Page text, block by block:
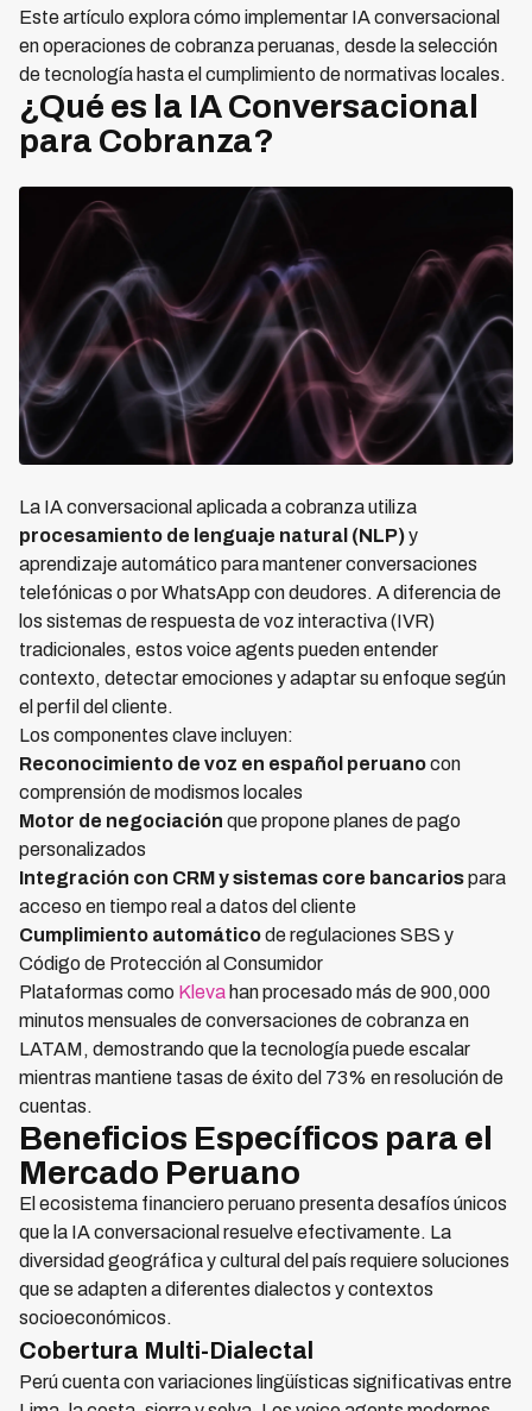
Este artículo explora cómo implementar IA conversacional
en operaciones de cobranza peruanas, desde la selección
de tecnología hasta el cumplimiento de normativas locales.
¿Qué es la IA Conversacional
para Cobranza?
La IA conversacional aplicada a cobranza utiliza
procesamiento de lenguaje natural (NLP)y
aprendizaje automático para mantener conversaciones
telefónicas o por WhatsApp con deudores. A diferencia de
los sistemas de respuesta de voz interactiva (IVR)
tradicionales, estos voice agents pueden entender
contexto, detectar emociones y adaptar su enfoque según
el perfil del cliente.
Los componentes clave incluyen:
Reconocimiento de voz en español peruanocon
comprensión de modismos locales
Motor de negociación que propone planes de pago
personalizados
Integración con CRM y sistemas core bancariospara
acceso en tiempo real a datos del cliente
Cumplimiento automáticode regulaciones SBS y
Código de Protección al Consumidor
Plataformas como Kleva han procesado más de 900,000
minutos mensuales de conversaciones de cobranza en
LATAM, demostrando que la tecnología puede escalar
mientras mantiene tasas de éxito del 73% en resolución de
cuentas.
Beneficios Específicos para el
Mercado Peruano
El ecosistema financiero peruano presenta desafíos únicos
que la IA conversacional resuelve efectivamente. La
diversidad geográfica y cultural del país requiere soluciones
que se adapten a diferentes dialectos y contextos
socioeconómicos.
Cobertura Multi-Dialectal
Perú cuenta con variaciones lingüísticas significativas entre